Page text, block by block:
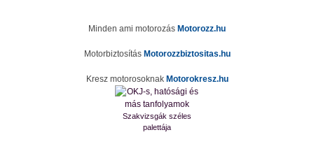
Minden ami motorozás Motorozz.hu
Motorbiztosítás Motorozzbiztositas.hu
Kresz motorosoknak Motorokresz.hu
Szakvizsgák széles
palettája